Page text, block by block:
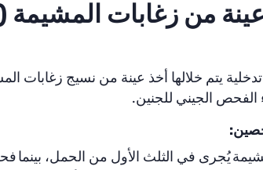
من زغابات المشيمة
يتم خلالها أخذ عينة من نسيج زغابات
الفحص الجيني للجنين.
يُجرى في الثلث الأول من الحمل، بينما